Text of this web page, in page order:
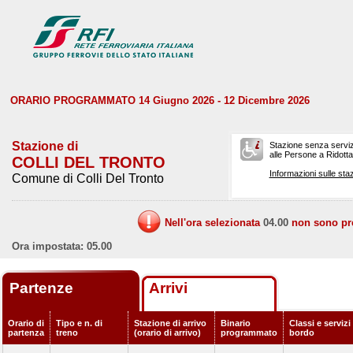
ORARIO PROGRAMMATO 14 Giugno 2026 - 12 Dicembre 2026
Stazione di
COLLI DEL TRONTO
Comune di Colli Del Tronto
Stazione senza
alle Persone a
Informazioni sulle
Nell'ora selezionata 04.00 non sono
Ora impostata: 05.00
Partenze Arrivi
Orario di
partenza
Tipo e n. di
treno
Stazione di arrivo
(orario di arrivo)
Binario
programmato
Classi e servizi
bordo